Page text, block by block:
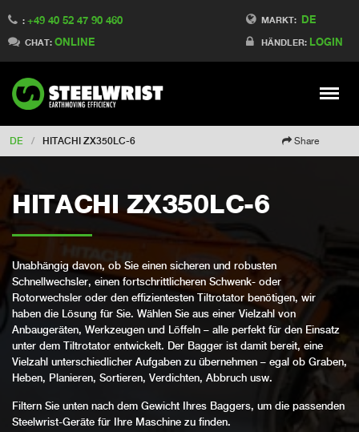
MARKT: DE
HÄNDLER: LOGIN
: +49 40 52 47 90 460
CHAT: ONLINE
Meny
Switch to Finland
Switch to Denmark
Switch to China
Switch to Australia
Change market
DE / HITACHI ZX350LC-6 Share
HITACHI ZX350LC-6
Unabhängig davon, ob Sie einen sicheren und robusten
Schnellwechsler, einen fortschrittlicheren Schwenk- oder
Rotorwechsler oder den effizientesten Tiltrotator benötigen, wir
haben die Lösung für Sie. Wählen Sie aus einer Vielzahl von
Anbaugeräten, Werkzeugen und Löffeln – alle perfekt für den Einsatz
unter dem Tiltrotator entwickelt. Der Bagger ist damit bereit, eine
Vielzahl unterschiedlicher Aufgaben zu übernehmen – egal ob Graben,
Heben, Planieren, Sortieren, Verdichten, Abbruch usw.
Filtern Sie unten nach dem Gewicht Ihres Baggers, um die passenden
Steelwrist-Geräte für Ihre Maschine zu finden.